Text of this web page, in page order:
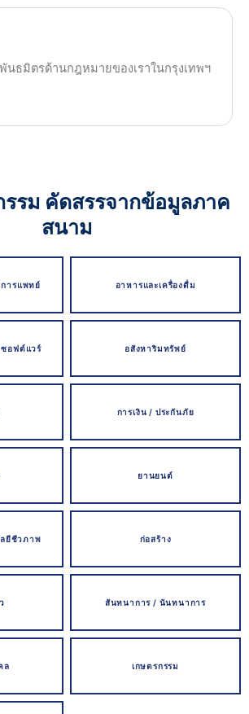
นธมิตรด้านกฎหมายของเราในกรุงเทพฯ
รรม คัดสรรจากข้อมูลภาค
สนาม
ารแพทย์ อาหารและเครื่องดื่ม
อฟต์แวร์ อสังหาริมทรัพย์
การเงิน / ประกันภัย
ยานยนต์
ยีชีวภาพ ก่อสร้าง
สันทนาการ / นันทนาการ
ล เกษตรกรรม